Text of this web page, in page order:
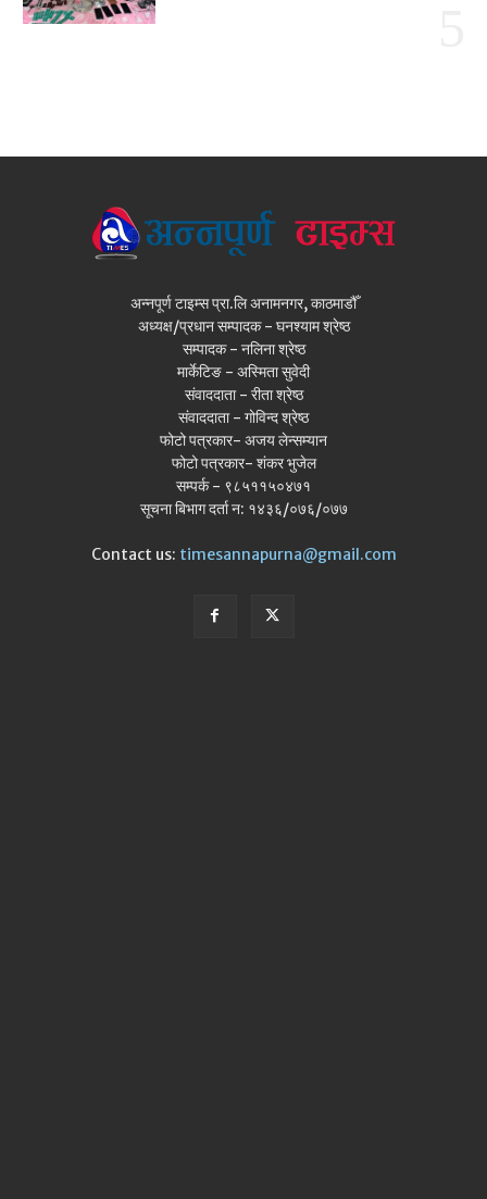
अन्नपूर्ण टाइम्स प्रा.लि अनामनगर, काठमाडौँ
अध्यक्ष/प्रधान सम्पादक - घनश्याम श्रेष्ठ
सम्पादक - नलिना श्रेष्ठ
मार्केटिङ - अस्मिता सुवेदी
संवाददाता - रीता श्रेष्ठ
संवाददाता - गोविन्द श्रेष्ठ
फोटो पत्रकार- अजय लेन्सम्यान
फोटो पत्रकार- शंकर भुजेल
सम्पर्क - ९८५११५०४७१
सूचना बिभाग दर्ता न: १४३६/०७६/०७७
Contact us: timesannapurna@gmail.com